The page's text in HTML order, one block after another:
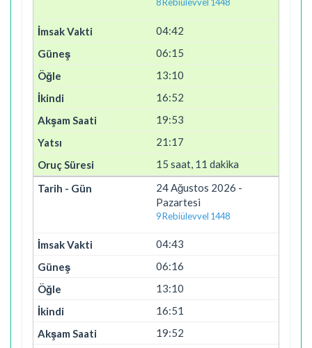
04:42
06:15
13:10
16:52
19:53
21:17
15 saat, 11 dakika
24 Ağustos 2026 -
Pazartesi
9 Rebiülevvel 1448
04:43
06:16
13:10
16:51
19:52